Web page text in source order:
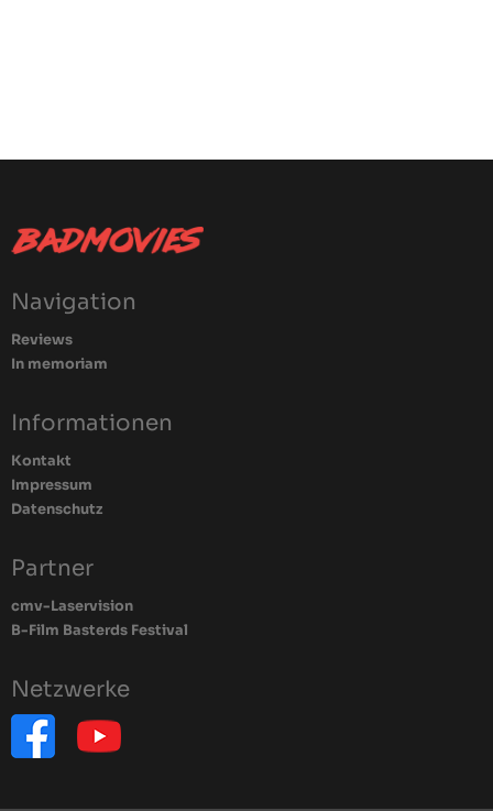
Navigation
Reviews
In memoriam
Informationen
Kontakt
Impressum
Datenschutz
Partner
cmv-Laservision
B-Film Basterds Festival
Netzwerke